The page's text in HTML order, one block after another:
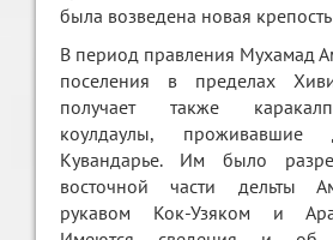
была возведена новая
В период правления Мухамад
поселения в пределах
получает также
коулдаулы,
Кувандарье. Им было
восточной части дельты
рукавом Кок-Узяком и